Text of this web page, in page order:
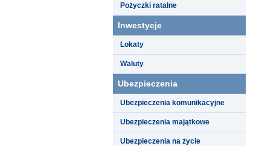
Pożyczki ratalne
Inwestycje
Lokaty
Waluty
Ubezpieczenia
Ubezpieczenia komunikacyjne
Ubezpieczenia majątkowe
Ubezpieczenia na życie